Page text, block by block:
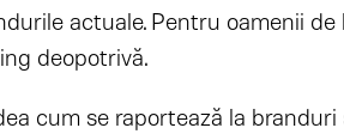
actuale. Pentru oamenii de
deopotrivă.
cum se raportează la